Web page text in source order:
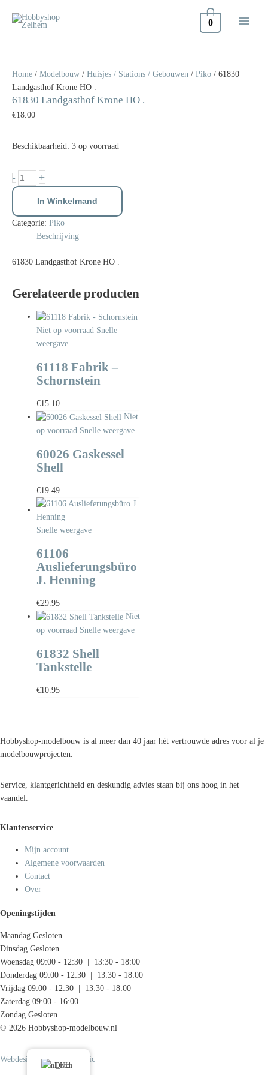
naar
0
Home / Modelbouw / Huisjes / Stations / Gebouwen / Piko / 61830
Landgasthof Krone HO .
61830 Landgasthof Krone HO .
€18.00
Beschikbaarheid: 3 op voorraad
-
Krone
HO
.
aantal
+
In Winkelmand
Categorie: Piko
Beschrijving
61830 Landgasthof Krone HO .
Gerelateerde producten
Niet op voorraad Snelle
weergave
61118 Fabrik –
Schornstein
€15.10
Niet
op voorraad Snelle weergave
60026 Gaskessel
Shell
€19.49
Snelle weergave
61106
Auslieferungsbüro
J. Henning
€29.95
Niet
op voorraad Snelle weergave
61832 Shell
Tankstelle
€10.95
Hobbyshop-modelbouw is al meer dan 40 jaar hét vertrouwde adres voor al je
modelbouwprojecten.
Service, klantgerichtheid en deskundig advies staan bij ons hoog in het
vaandel.
Klantenservice
Mijn account
Algemene voorwaarden
Contact
Over
Openingstijden
Maandag Gesloten
Dinsdag Gesloten
Woensdag 09:00 - 12:30 | 13:30 - 18:00
Donderdag 09:00 - 12:30 | 13:30 - 18:00
Vrijdag 09:00 - 12:30 | 13:30 - 18:00
Zaterdag 09:00 - 16:00
Zondag Gesloten
© 2026 Hobbyshop-modelbouw.nl
Webdesign door Systemedic
Dutch